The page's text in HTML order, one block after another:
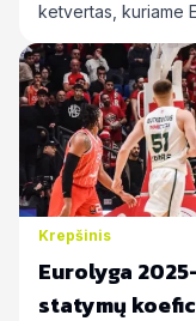
ketvertas, kuriame
Krepšinis
Eurolyga
statymų